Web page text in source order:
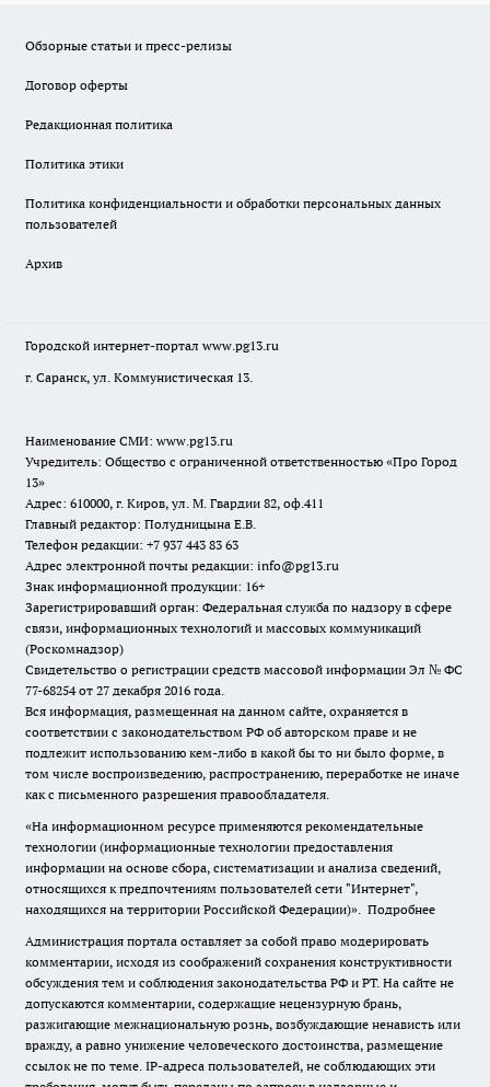
Обзорные статьи и пресс-релизы
Договор оферты
Редакционная политика
Политика этики
Политика конфиденциальности и обработки персональных данных
пользователей
Архив
Городской интернет-портал www.pg13.ru
г. Саранск, ул. Коммунистическая 13.
Наименование СМИ: www.pg13.ru
Учредитель: Общество с ограниченной ответственностью «Про Город
13»
Адрес: 610000, г. Киров, ул. М. Гвардии 82, оф.411
Главный редактор: Полудницына Е.В.
Телефон редакции: +7 937 443 83 63
Адрес электронной почты редакции: info@pg13.ru
Знак информационной продукции: 16+
Зарегистрировавший орган: Федеральная служба по надзору в сфере
связи, информационных технологий и массовых коммуникаций
(Роскомнадзор)
Свидетельство о регистрации средств массовой информации Эл № ФС
77-68254 от 27 декабря 2016 года.
Вся информация, размещенная на данном сайте, охраняется в
соответствии с законодательством РФ об авторском праве и не
подлежит использованию кем-либо в какой бы то ни было форме, в
том числе воспроизведению, распространению, переработке не иначе
как с письменного разрешения правообладателя.
«На информационном ресурсе применяются рекомендательные
технологии (информационные технологии предоставления
информации на основе сбора, систематизации и анализа сведений,
относящихся к предпочтениям пользователей сети "Интернет",
находящихся на территории Российской Федерации)». Подробнее
Администрация портала оставляет за собой право модерировать
комментарии, исходя из соображений сохранения конструктивности
обсуждения тем и соблюдения законодательства РФ и РТ. На сайте не
допускаются комментарии, содержащие нецензурную брань,
разжигающие межнациональную рознь, возбуждающие ненависть или
вражду, а равно унижение человеческого достоинства, размещение
ссылок не по теме. IP-адреса пользователей, не соблюдающих эти